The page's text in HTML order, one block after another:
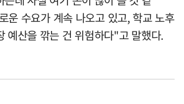
운 수요가 계속 나오고 있고, 학교 노후
예산을 깎는 건 위험하다"고 말했다.